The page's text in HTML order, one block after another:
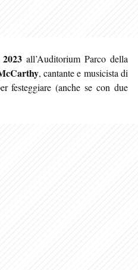
all’Auditorium Parco della
, cantante e musicista di
festeggiare (anche se con due